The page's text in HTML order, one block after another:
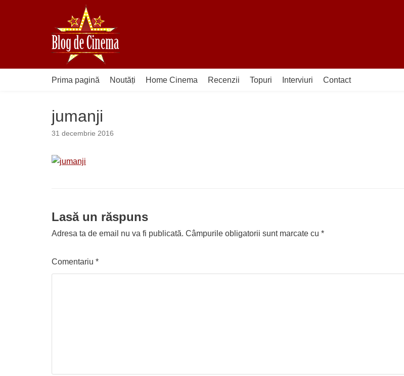
Prima pagină Noutăți Home Cinema Recenzii Topuri Interviuri Contact
jumanji
31 decembrie 2016
Lasă un răspuns
Adresa ta de email nu va fi publicată. Câmpurile obligatorii sunt marcate cu *
Comentariu *